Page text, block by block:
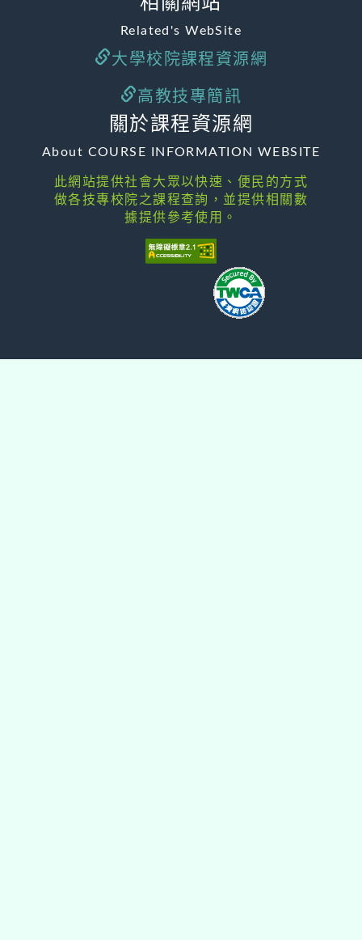
Related's WebSite
大學校院課程資源網
高教技專簡訊
關於課程資源網
About COURSE INFORMATION WEBSITE
此網站提供社會大眾以快速、便民的方式
做各技專校院之課程查詢，並提供相關數
據提供參考使用。